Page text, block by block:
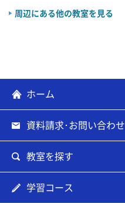
周辺にある他の教室を見る
ホーム
資料請求･お問い合わせ
教室を探す
学習コース